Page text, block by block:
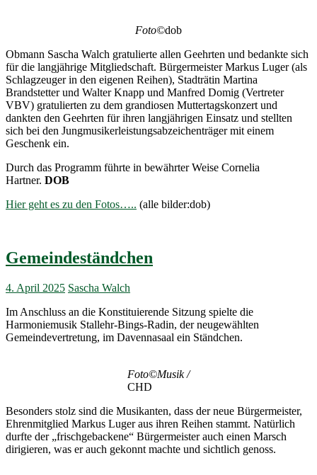
Foto©dob
Obmann Sascha Walch gratulierte allen Geehrten und bedankte sich
für die langjährige Mitgliedschaft. Bürgermeister Markus Luger (als
Schlagzeuger in den eigenen Reihen), Stadträtin Martina
Brandstetter und Walter Knapp und Manfred Domig (Vertreter
VBV) gratulierten zu dem grandiosen Muttertagskonzert und
dankten den Geehrten für ihren langjährigen Einsatz und stellten
sich bei den Jungmusikerleistungsabzeichenträger mit einem
Geschenk ein.
Durch das Programm führte in bewährter Weise Cornelia
Hartner. DOB
Hier geht es zu den Fotos….. (alle bilder:dob)
Gemeindeständchen
4. April 2025 Sascha Walch
Im Anschluss an die Konstituierende Sitzung spielte die
Harmoniemusik Stallehr-Bings-Radin, der neugewählten
Gemeindevertretung, im Davennasaal ein Ständchen.
Foto©Musik /
CHD
Besonders stolz sind die Musikanten, dass der neue Bürgermeister,
Ehrenmitglied Markus Luger aus ihren Reihen stammt. Natürlich
durfte der „frischgebackene“ Bürgermeister auch einen Marsch
dirigieren, was er auch gekonnt machte und sichtlich genoss.